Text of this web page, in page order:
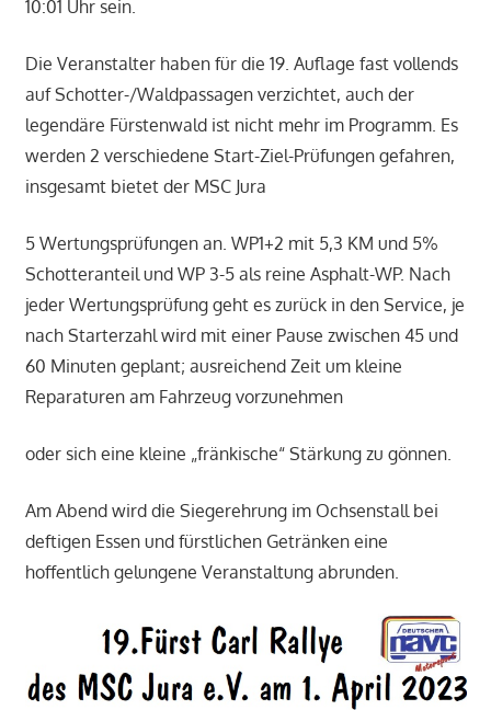
10:01 Uhr sein.
Die Veranstalter haben für die 19. Auflage fast vollends
auf Schotter-/Waldpassagen verzichtet, auch der
legendäre Fürstenwald ist nicht mehr im Programm. Es
werden 2 verschiedene Start-Ziel-Prüfungen gefahren,
insgesamt bietet der MSC Jura
5 Wertungsprüfungen an. WP1+2 mit 5,3 KM und 5%
Schotteranteil und WP 3-5 als reine Asphalt-WP. Nach
jeder Wertungsprüfung geht es zurück in den Service, je
nach Starterzahl wird mit einer Pause zwischen 45 und
60 Minuten geplant; ausreichend Zeit um kleine
Reparaturen am Fahrzeug vorzunehmen
oder sich eine kleine „fränkische“ Stärkung zu gönnen.
Am Abend wird die Siegerehrung im Ochsenstall bei
deftigen Essen und fürstlichen Getränken eine
hoffentlich gelungene Veranstaltung abrunden.